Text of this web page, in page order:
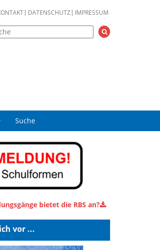
DATENSCHUTZ IMPRESSUM
Suche
bietet die RBS an?
vor ...